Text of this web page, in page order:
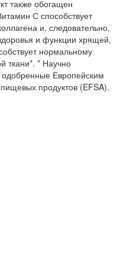
также обогащен
С способствует
и, следовательно,
и функции хрящей,
нормальному
ткани*. * Научно
Европейским
продуктов (EFSA).